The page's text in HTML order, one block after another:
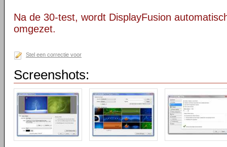
Na de 30-test, wordt DisplayFusion
omgezet.
Stel een correctie voor
Screenshots: